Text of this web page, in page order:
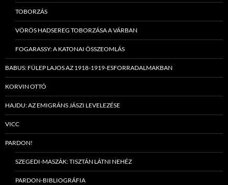
TOBORZÁS
VÖRÖS HADSEREG TOBORZÁSA A VÁRBAN
FOGARASSY: A KATONAI ÖSSZEOMLÁS
BABUS: FÜLEP LAJOS AZ 1918-1919-ESFORRADALMAKBAN
KORVIN OTTÓ
HAJDU: AZ EMIGRÁNS JÁSZI LEVELEZÉSE
VICC
PARDON!
SZEGEDI-MASZÁK: TISZTÁN LÁTNI NEHÉZ
PARDON-BIBLIOGRÁFIA